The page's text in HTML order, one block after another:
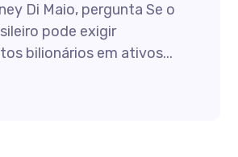
Di Maio, pergunta Se o
pode exigir
bilionários em ativos...